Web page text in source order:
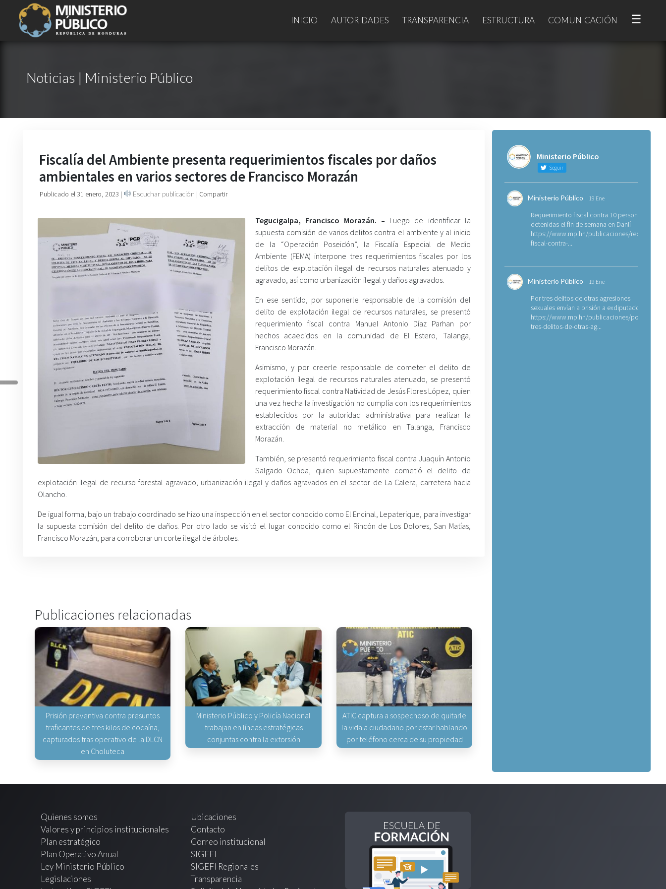
INICIO AUTORIDADES TRANSPARENCIA ESTRUCTURA COMUNICACIÓN ☰
Noticias | Ministerio Público
Fiscalía del Ambiente presenta requerimientos fiscales por daños
ambientales en varios sectores de Francisco Morazán
Publicado el 31 enero, 2023 | Escuchar publicación | Compartir
Tegucigalpa, Francisco Morazán. – Luego de identificar la
supuesta comisión de varios delitos contra el ambiente y al inicio
de la “Operación Poseidón”, la Fiscalía Especial de Medio
Ambiente (FEMA) interpone tres requerimientos fiscales por los
delitos de explotación ilegal de recursos naturales atenuado y
agravado, así como urbanización ilegal y daños agravados.
En ese sentido, por suponerle responsable de la comisión del
delito de explotación ilegal de recursos naturales, se presentó
requerimiento fiscal contra Manuel Antonio Díaz Parhan por
hechos acaecidos en la comunidad de El Estero, Talanga,
Francisco Morazán.
Asimismo, y por creerle responsable de cometer el delito de
explotación ilegal de recursos naturales atenuado, se presentó
requerimiento fiscal contra Natividad de Jesús Flores López, quien
una vez hecha la investigación no cumplía con los requerimientos
establecidos por la autoridad administrativa para realizar la
extracción de material no metálico en Talanga, Francisco
Morazán.
También, se presentó requerimiento fiscal contra Juaquín Antonio
Salgado Ochoa, quien supuestamente cometió el delito de
explotación ilegal de recurso forestal agravado, urbanización ilegal y daños agravados en el sector de La Calera, carretera hacia
Olancho.
De igual forma, bajo un trabajo coordinado se hizo una inspección en el sector conocido como El Encinal, Lepaterique, para investigar
la supuesta comisión del delito de daños. Por otro lado se visitó el lugar conocido como el Rincón de Los Dolores, San Matías,
Francisco Morazán, para corroborar un corte ilegal de árboles.
Publicaciones relacionadas
Prisión preventiva contra presuntos
traficantes de tres kilos de cocaína,
capturados tras operativo de la DLCN
en Choluteca
Ministerio Público y Policía Nacional
trabajan en líneas estratégicas
conjuntas contra la extorsión
ATIC captura a sospechoso de quitarle
la vida a ciudadano por estar hablando
por teléfono cerca de su propiedad
Ministerio Público
Seguir
Ministerio Público 19 Ene
Requerimiento fiscal contra 10 personas
detenidas el fin de semana en Danlí
https://www.mp.hn/publicaciones/
fiscal-contra-...
Ministerio Público 19 Ene
Por tres delitos de otras agresiones
sexuales envían a prisión a exdiputado
https://www.mp.hn/publicaciones/por-
tres-delitos-de-otras-ag...
Quienes somos
Valores y principios institucionales
Plan estratégico
Plan Operativo Anual
Ley Ministerio Público
Legislaciones
Ubicaciones
Contacto
Correo institucional
SIGEFI
SIGEFI Regionales
Transparencia